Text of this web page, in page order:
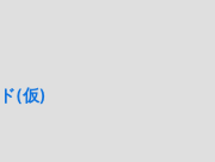
Bo 1.10.7398. Al
de la card , lo que
feliz
(仮)